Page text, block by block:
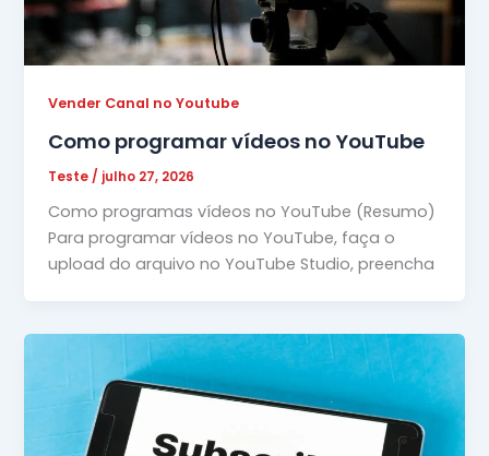
Vender Canal no Youtube
Como programar vídeos no YouTube
Teste / julho 27, 2026
Como programas vídeos no YouTube (Resumo)
Para programar vídeos no YouTube, faça o
upload do arquivo no YouTube Studio, preencha